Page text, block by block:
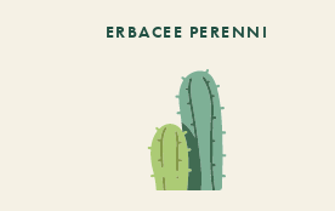
ERBACEE PERENNI